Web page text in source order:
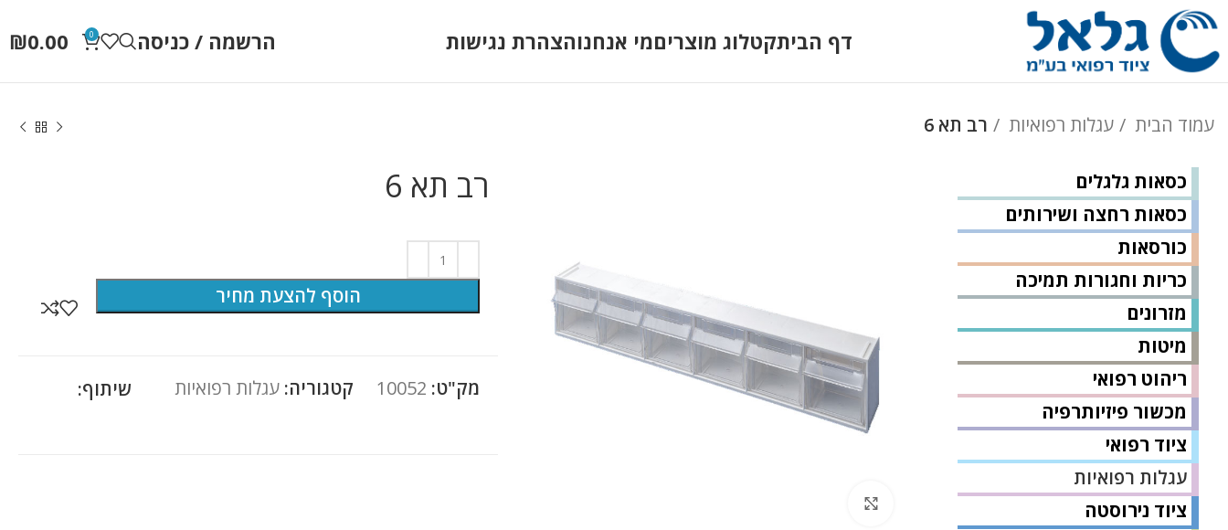
דף הביתקטלוג מוצריםמי אנחנוהצהרת נגישות הרשמה / כניסה 0
₪0.00
עמוד הבית עגלות רפואיות רב תא 6
כסאות גלגלים
כסאות רחצה ושירותים
כורסאות
כריות וחגורות תמיכה
מזרונים
מיטות
ריהוט רפואי
מכשור פיזיותרפיה
ציוד רפואי
עגלות רפואיות
ציוד נירוסטה
רב תא 6
הוסף להצעת מחיר
מק"ט: 10052 קטגוריה: עגלות רפואיות שיתוף: